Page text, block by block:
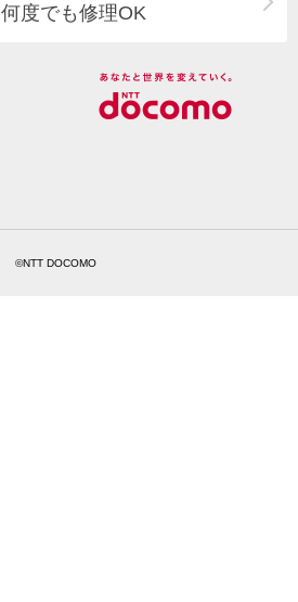
何度でも修理OK
©NTT DOCOMO